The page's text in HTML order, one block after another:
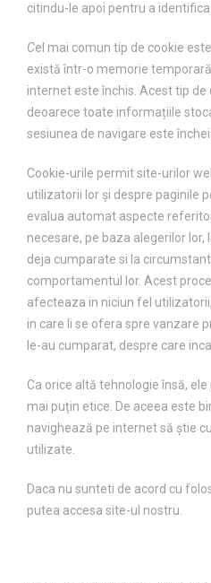
citindu-le apoi pentru a
Cel mai comun tip de cookie este
există într-o memorie
internet este închis. Acest tip
deoarece toate informațiile
sesiunea de navigare este
Cookie-urile permit site-urilor
utilizatorii lor și despre paginile
evalua automat aspecte
necesare, pe baza alegerilor
deja cumparate si la
comportamentul lor. Acest
afecteaza in niciun fel
in care li se ofera spre vanzare
le-au cumparat, despre care
Ca orice altă tehnologie însă,
mai puțin etice. De aceea este
navighează pe internet să știe
utilizate.
Daca nu sunteti de acord cu
putea accesa site-ul nostru.